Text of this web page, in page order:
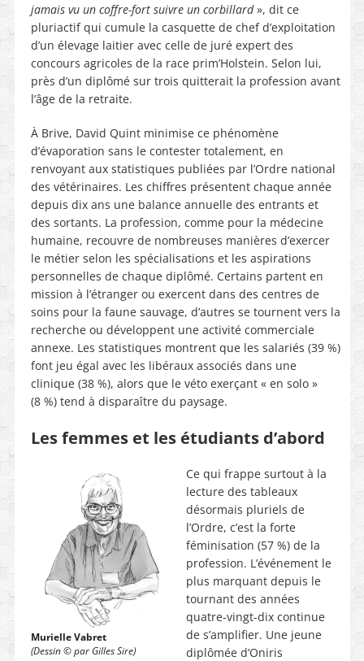
jamais vu un coffre-fort suivre un corbillard», dit ce
pluriactif qui cumule la casquette de chef d’exploitation
d’un élevage laitier avec celle de juré expert des
concours agricoles de la race prim’Holstein. Selon lui,
près d’un diplômé sur trois quitterait la profession avant
l’âge de la retraite.
À Brive, David Quint minimise ce phénomène
d’évaporation sans le contester totalement, en
renvoyant aux statistiques publiées par l’Ordre national
des vétérinaires. Les chiffres présentent chaque année
depuis dix ans une balance annuelle des entrants et
des sortants. La profession, comme pour la médecine
humaine, recouvre de nombreuses manières d’exercer
le métier selon les spécialisations et les aspirations
personnelles de chaque diplômé. Certains partent en
mission à l’étranger ou exercent dans des centres de
soins pour la faune sauvage, d’autres se tournent vers la
recherche ou développent une activité commerciale
annexe. Les statistiques montrent que les salariés (39 %)
font jeu égal avec les libéraux associés dans une
clinique (38 %), alors que le véto exerçant « en solo »
(8 %) tend à disparaître du paysage.
Les femmes et les étudiants d’abord
Murielle Vabret
(Dessin © par Gilles Sire)
Ce qui frappe surtout à la
lecture des tableaux
désormais pluriels de
l’Ordre, c’est la forte
féminisation (57 %) de la
profession. L’événement le
plus marquant depuis le
tournant des années
quatre-vingt-dix continue
de s’amplifier. Une jeune
diplômée d’Oniris